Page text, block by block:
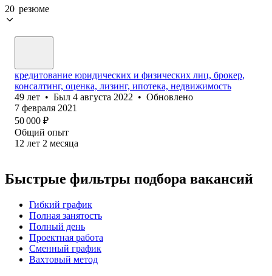
20 резюме
кредитование юридических и физических лиц, брокер,
консалтинг, оценка, лизинг, ипотека, недвижимость
49 лет • Был 4 августа 2022 • Обновлено
7 февраля 2021
50 000 ₽
Общий опыт
12 лет 2 месяца
Быстрые фильтры подбора вакансий
Гибкий график
Полная занятость
Полный день
Проектная работа
Сменный график
Вахтовый метод